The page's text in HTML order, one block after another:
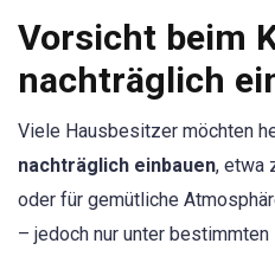
Vorsicht beim
nachträglich
Viele Hausbesitzer möchten
nachträglich einbauen, etwa
oder für gemütliche
– jedoch nur unter bestimmten